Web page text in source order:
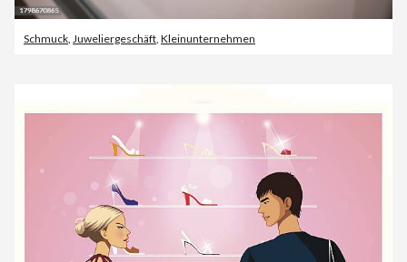
Schmuck, Juweliergeschäft, Kleinunternehmen